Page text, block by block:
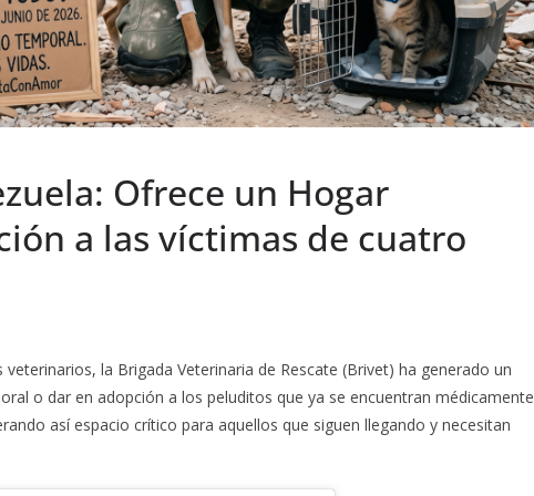
Ofrece un Hogar
a las víctimas de cuatro
la Brigada Veterinaria de Rescate (Brivet) ha generado un
o dar en adopción a los peluditos que ya se encuentran médicamente
así espacio crítico para aquellos que siguen llegando y necesitan